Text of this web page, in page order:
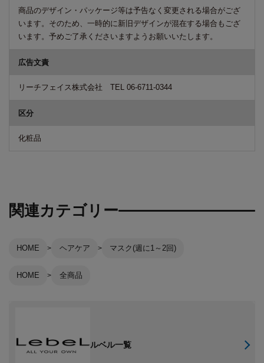
商品のデザイン・パッケージ等は予告なく変更される場合がござ
います。そのため、一時的に新旧デザインが混在する場合もござ
います。予めご了承くださいますようお願いいたします。
広告文責
リーチフェイス株式会社 TEL 06-6711-0344
区分
化粧品
関連カテゴリー
HOME ヘアケア マスク(週に1～2回)
HOME 全商品
ルベル一覧